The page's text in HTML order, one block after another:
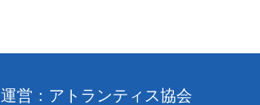
運営：アトランティス協会